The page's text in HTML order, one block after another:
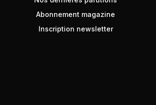
Abonnement magazine
Inscription newsletter